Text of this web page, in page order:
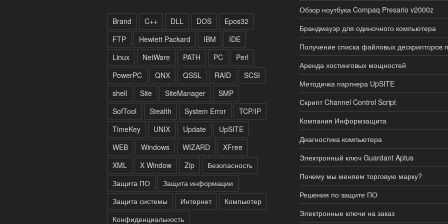
Brand C++ DLL DOS
Epos32
FTP
Hewlett Packard IBM
IDE
Linux
NetWare PATH PC
Perl
PowerPC
QNX QSSL RAID
SCSI
shell
Site SiteManager
SMP
SofTool
Stealth System Error
TCP/IP
TimeKey
UNIX Update
UpSITE
WEB
Windows WIZARD
XFree
XML
X Window Zip
Безопасность
Защита ПО
Защита информации
Защита системы
Интернет
Компьютер
Конфиденциальность
Обзор ноутбука Compaq Presario v2000z
Брандмауэр для одиночного компьютера
Получение списка файловых дескрипторов
Аренда хостинговых мощностей
Методичка партнера UpSITE
Скрипт Channel Control Script
Компания Информзащита
Диагностика компьютера
Электронный ключ Guardant Aptus
Почему мы меняем торговую марку?
Решения по защите ПО
Электронные ключи на заказ